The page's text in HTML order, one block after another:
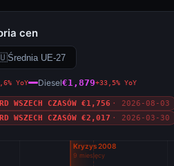
cen
Średnia UE-27
YoY Diesel€1,879+33,5% YoY
WSZECH CZASÓW €1,756 · 2026-08-03
WSZECH CZASÓW €2,017 · 2026-03-30